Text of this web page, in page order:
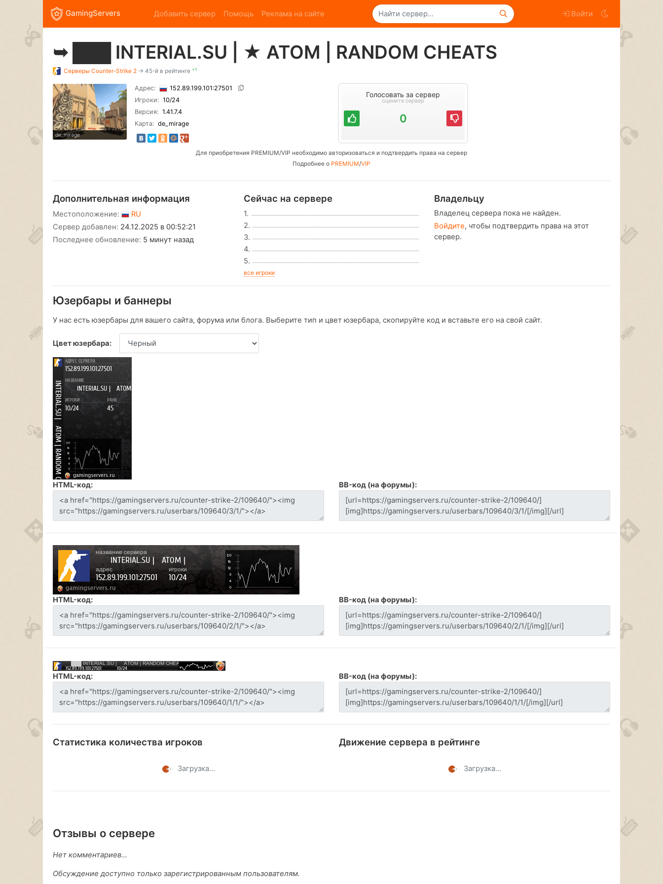
GamingServers Добавить сервер Помощь Реклама на сайте Войти
➥ ███ INTERIAL.SU | ★ ATOM | RANDOM CHEATS
Серверы Counter-Strike 2 → 45-й в рейтинге +1
de_mirage
Адрес:
152.89.199.101:27501
Игроки: 10/24
Версия: 1.41.7.4
Карта: de_mirage
Голосовать за сервер
оцените сервер
0
Для приобретения PREMIUM/VIP необходимо авторизоваться и подтвердить права на сервер
Подробнее о PREMIUM/VIP
Дополнительная информация
Местоположение:
RU
Сервер добавлен: 24.12.2025 в 00:52:21
Последнее обновление: 5 минут назад
Сейчас на сервере
1.
2.
3.
4.
5.
все игроки
Владельцу
Владелец сервера пока не найден.
Войдите, чтобы подтвердить права на этот
сервер.
Юзербары и баннеры
У нас есть юзербары для вашего сайта, форума или блога. Выберите тип и цвет юзербара, скопируйте код и вставьте его на свой сайт.
Цвет юзербара:
HTML-код: BB-код (на форумы):
HTML-код: BB-код (на форумы):
HTML-код: BB-код (на форумы):
Статистика количества игроков
Загрузка...
Движение сервера в рейтинге
Загрузка...
Отзывы о сервере
Нет комментариев...
Обсуждение доступно только зарегистрированным пользователям.